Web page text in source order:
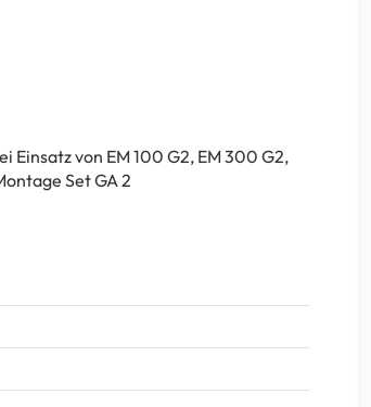
Einsatz von EM 100 G2, EM 300 G2,
Set GA 2